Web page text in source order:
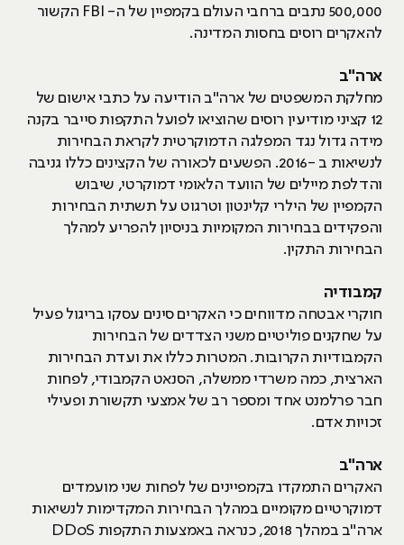
500,000 נתבים ברחבי העולם בקמפיין של ה- FBI הקשור
להאקרים רוסים בחסות המדינה.
ארה"ב
מחלקת המשפטים של ארה"ב הודיעה על כתבי אישום של
12 קציני מודיעין רוסים שהוציאו לפועל התקפות סייבר בקנה
מידה גדול נגד המפלגה הדמוקרטית לקראת הבחירות
לנשיאות ב -2016. הפשעים לכאורה של הקצינים כללו גניבה
והדלפת מיילים של הוועד הלאומי דמוקרטי, שיבוש
הקמפיין של הילרי קלינטון וטרגוט על תשתית הבחירות
והפקידים בבחירות המקומיות בניסיון להפריע למהלך
הבחירות התקין.
קמבודיה
חוקרי אבטחה מדווחים כי האקרים סינים עסקו בריגול פעיל
על שחקנים פוליטיים משני הצדדים של הבחירות
הקמבודיות הקרובות. המטרות כללו את ועדת הבחירות
הארצית, כמה משרדי ממשלה, הסנאט הקמבודי, לפחות
חבר פרלמנט אחד ומספר רב של אמצעי תקשורת ופעילי
זכויות אדם.
ארה"ב
האקרים התמקדו בקמפיינים של לפחות שני מועמדים
דמוקרטיים מקומיים במהלך הבחירות המקדימות לנשיאות
ארה"ב במהלך 2018, כנראה באמצעות התקפות DDoS